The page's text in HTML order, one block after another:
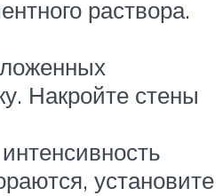
раствора.
Накройте стены
установите